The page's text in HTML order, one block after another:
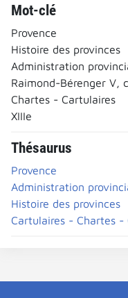
Mot-clé
Provence
Histoire des provinces
Administration
Raimond-Bérenger V,
Chartes - Cartulaires
XIIIe
Thésaurus
Provence
Administration
Histoire des provinces
Cartulaires - Chartes -